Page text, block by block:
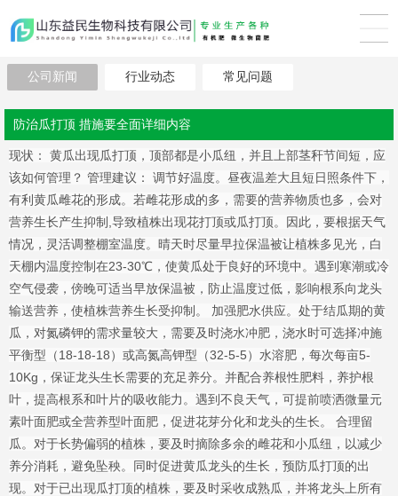
公司新闻 行业动态 常见问题
防治瓜打顶 措施要全面详细内容
现状： 黄瓜出现瓜打顶，顶部都是小瓜纽，并且上部茎秆节间短，应
该如何管理？ 管理建议： 调节好温度。昼夜温差大且短日照条件下，
有利黄瓜雌花的形成。若雌花形成的多，需要的营养物质也多，会对
营养生长产生抑制,导致植株出现花打顶或瓜打顶。因此，要根据天气
情况，灵活调整棚室温度。晴天时尽量早拉保温被让植株多见光，白
天棚内温度控制在23-30℃，使黄瓜处于良好的环境中。遇到寒潮或冷
空气侵袭，傍晚可适当早放保温被，防止温度过低，影响根系向龙头
输送营养，使植株营养生长受抑制。 加强肥水供应。处于结瓜期的黄
瓜，对氮磷钾的需求量较大，需要及时浇水冲肥，浇水时可选择冲施
平衡型（18-18-18）或高氮高钾型（32-5-5）水溶肥，每次每亩5-
10Kg，保证龙头生长需要的充足养分。并配合养根性肥料，养护根
叶，提高根系和叶片的吸收能力。遇到不良天气，可提前喷洒微量元
素叶面肥或全营养型叶面肥，促进花芽分化和龙头的生长。 合理留
瓜。对于长势偏弱的植株，要及时摘除多余的雌花和小瓜纽，以减少
养分消耗，避免坠秧。同时促进黄瓜龙头的生长，预防瓜打顶的出
现。对于已出现瓜打顶的植株，要及时采收成熟瓜，并将龙头上所有